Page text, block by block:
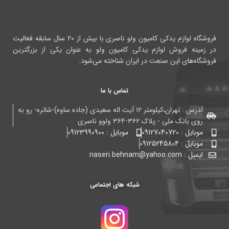
فروشگاه لوازم یدکی کامیون ولو ناصری با بیش از ۲۰ سال سابقه فعالیت
در زمینه فروش لوازم یدکی کامیون ولو به عنوان یکی از بزرگترین
فروشگاه‌های این صنعت در ایران شناخته می‌شود.
تماس با ما
آدرس : تهران،کیلومتر ۱۲ آیت اله سعیدی (جاده ساوه)-شاتره- رو به
روی بانک ملی - پلاک ۳۶۲-۳۶۴ ولوو ناصری
موبایل : 09127040720
موبایل : 09123990900
موبایل : 09125245804
ایمیل : naseri.behnam@yahoo.com
شبکه های اجتماعی